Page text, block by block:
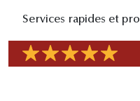
Services rapides et